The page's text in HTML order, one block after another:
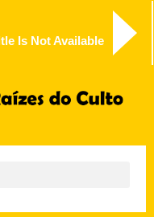
Is Not Available